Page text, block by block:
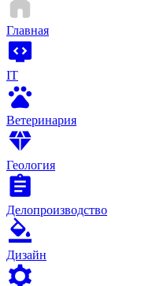
Главная
IT
Ветеринария
Геология
Делопроизводство
Дизайн